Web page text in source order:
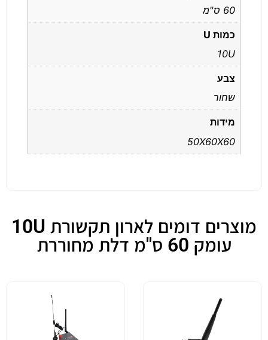
60 ס"מ
כמות U
10U
צבע
שחור
מידות
50X60X60
מוצרים דומים לארון תקשורת 10U
עומק 60 ס"מ דלת מחוררת